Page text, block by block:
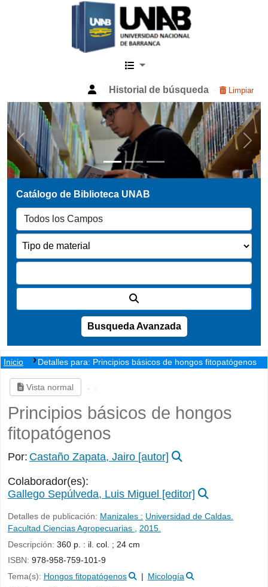
Catalogo Web UNAB
Historial de búsqueda Limpiar
Previous Next
Busqueda Avanzada
Inicio Detalles para: Principios básicos de hongos fitopatógenos
Vista normal
Principios básicos de hongos
fitopatógenos
Por: Castaño Zapata, Jairo [autor]
Colaborador(es):
Gallego Sepúlveda, Luis Miguel [editor]
Detalles de publicación: Manizales : Universidad de Caldas.
Facultad Ciencias Agropecuarias ,
2015.
Descripción: 360 p. : il. col. ; 24 cm
ISBN: 978-958-759-101-9
Tema(s): Hongos fitopatógenos
Micología